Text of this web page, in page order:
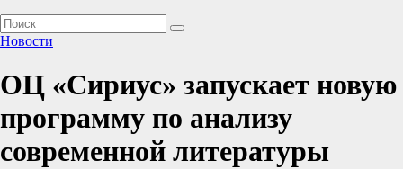
Новости
ОЦ «Сириус» запускает новую
программу по анализу
современной литературы